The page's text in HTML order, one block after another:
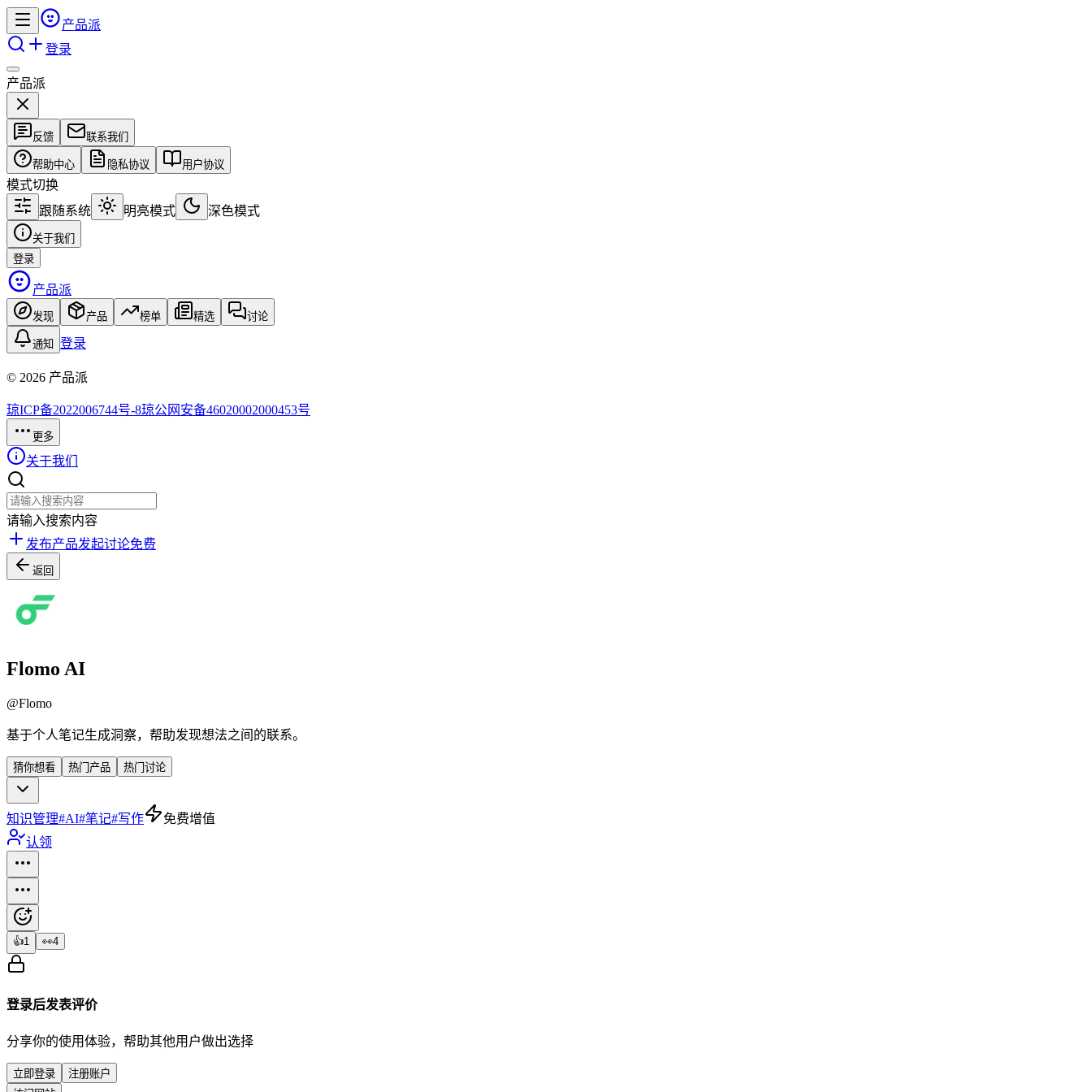
产品派
登录
产品派
反馈 联系我们
帮助中心 隐私协议 用户协议
模式切换
跟随系统
明亮模式 深色模式
关于我们
登录
产品派
发现 产品 榜单 精选 讨论
通知 登录
© 2026 产品派
琼ICP备2022006744号-8琼公网安备46020002000453号
更多
关于我们
请输入搜索内容
发布产品发起讨论免费
返回
Flomo AI
@Flomo
基于个人笔记生成洞察，帮助发现想法之间的联系。
猜你想看 热门产品 热门讨论
知识管理#AI#笔记#写作
免费增值
认领
👍1 👀4
登录后发表评价
分享你的使用体验，帮助其他用户做出选择
立即登录
注册账户